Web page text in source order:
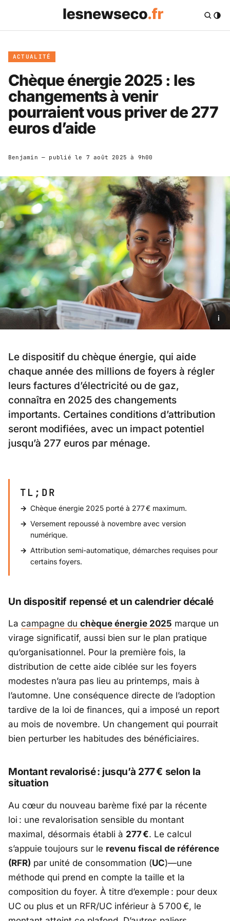
ACTUALITÉ
Chèque énergie 2025 : les
changements à venir
pourraient vous priver de 277
euros d’aide
Benjamin — publié le 7 août 2025 à 9h00
i
Le dispositif du chèque énergie, qui aide
chaque année des millions de foyers à régler
leurs factures d’électricité ou de gaz,
connaîtra en 2025 des changements
importants. Certaines conditions d’attribution
seront modifiées, avec un impact potentiel
jusqu’à 277 euros par ménage.
TL;DR
Chèque énergie 2025 porté à 277 € maximum.
Versement repoussé à novembre avec version
numérique.
Attribution semi-automatique, démarches requises pour
certains foyers.
Un dispositif repensé et un calendrier décalé
La campagne du chèque énergie 2025 marque un
virage significatif, aussi bien sur le plan pratique
qu’organisationnel. Pour la première fois, la
distribution de cette aide ciblée sur les foyers
modestes n’aura pas lieu au printemps, mais à
l’automne. Une conséquence directe de l’adoption
tardive de la loi de finances, qui a imposé un report
au mois de novembre. Un changement qui pourrait
bien perturber les habitudes des bénéficiaires.
Montant revalorisé : jusqu’à 277 € selon la
situation
Au cœur du nouveau barème fixé par la récente
loi : une revalorisation sensible du montant
maximal, désormais établi à 277 €. Le calcul
s’appuie toujours sur le revenu fiscal de référence
(RFR) par unité de consommation (UC)—une
méthode qui prend en compte la taille et la
composition du foyer. À titre d’exemple : pour deux
UC ou plus et un RFR/UC inférieur à 5 700 €, le